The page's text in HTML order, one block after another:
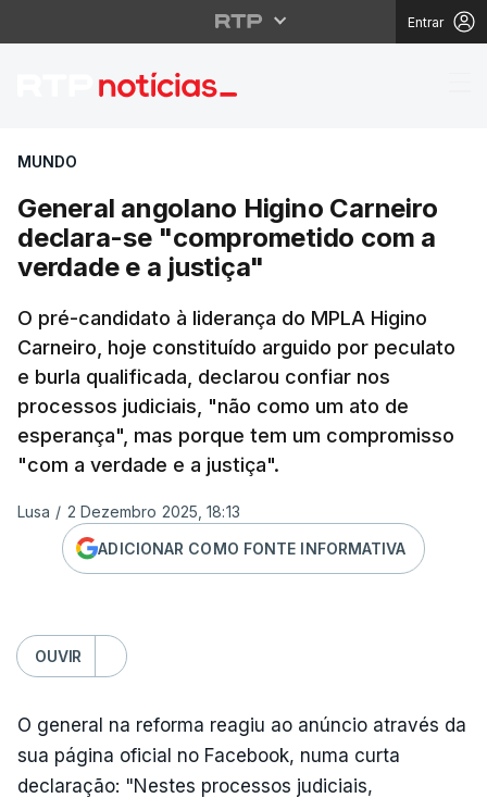
Entrar
General angolano
MUNDO
General angolano Higino Carneiro
declara-se "comprometido com a
verdade e a justiça"
O pré-candidato à liderança do MPLA Higino
Carneiro, hoje constituído arguido por peculato
e burla qualificada, declarou confiar nos
processos judiciais, "não como um ato de
esperança", mas porque tem um compromisso
"com a verdade e a justiça".
Lusa / 2 Dezembro 2025, 18:13
ADICIONAR COMO FONTE INFORMATIVA
OUVIR
O general na reforma reagiu ao anúncio através da
sua página oficial no Facebook, numa curta
declaração: "Nestes processos judiciais,